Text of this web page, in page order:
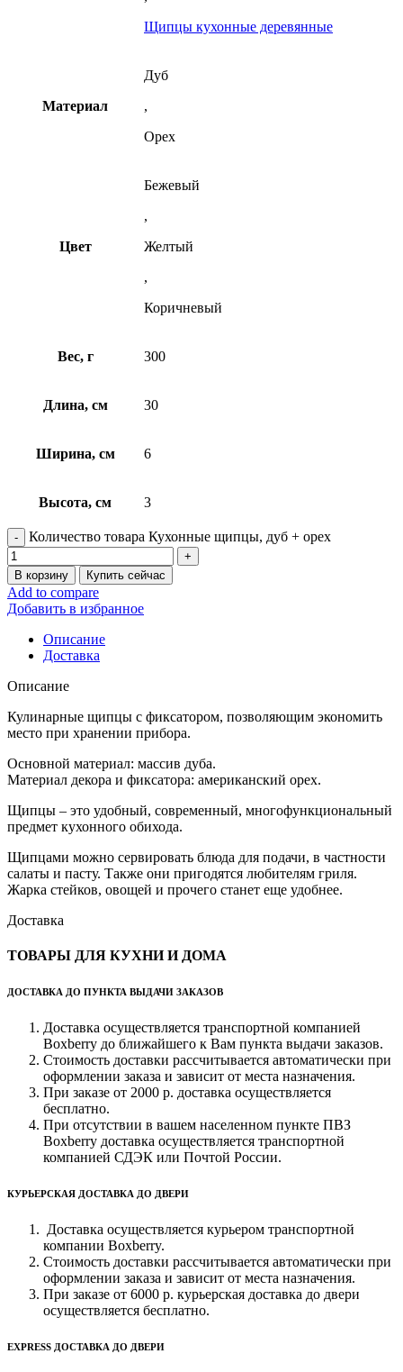
Щипцы кухонные деревянные
Материал
Дуб
,
Орех
Цвет
Бежевый
,
Желтый
,
Коричневый
Вес, г 300
Длина, см 30
Ширина, см 6
Высота, см 3
Количество товара Кухонные щипцы, дуб + орех
В корзину Купить сейчас
Add to compare
Добавить в избранное
Описание
Доставка
Описание
Кулинарные щипцы с фиксатором, позволяющим экономить
место при хранении прибора.
Основной материал: массив дуба.
Материал декора и фиксатора: американский орех.
Щипцы – это удобный, современный, многофункциональный
предмет кухонного обихода.
Щипцами можно сервировать блюда для подачи, в частности
салаты и пасту. Также они пригодятся любителям гриля.
Жарка стейков, овощей и прочего станет еще удобнее.
Доставка
ТОВАРЫ ДЛЯ КУХНИ И ДОМА
ДОСТАВКА ДО ПУНКТА ВЫДАЧИ ЗАКАЗОВ
Доставка осуществляется транспортной компанией
Boxberry до ближайшего к Вам пункта выдачи заказов.
Стоимость доставки рассчитывается автоматически при
оформлении заказа и зависит от места назначения.
При заказе от 2000 р. доставка осуществляется
бесплатно.
При отсутствии в вашем населенном пункте ПВЗ
Boxberry доставка осуществляется транспортной
компанией СДЭК или Почтой России.
КУРЬЕРСКАЯ ДОСТАВКА ДО ДВЕРИ
Доставка осуществляется курьером транспортной
компании Boxberry.
Стоимость доставки рассчитывается автоматически при
оформлении заказа и зависит от места назначения.
При заказе от 6000 р. курьерская доставка до двери
осуществляется бесплатно.
EXPRESS ДОСТАВКА ДО ДВЕРИ